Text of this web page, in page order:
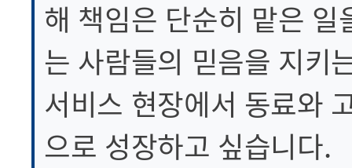
해 책임은 단순히 맡은
는 사람들의 믿음을 지키
서비스 현장에서 동료와
으로 성장하고 싶습니다.